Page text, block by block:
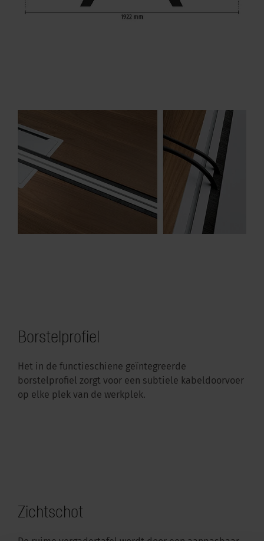
Borstelprofiel
Het in de functieschiene geïntegreerde
borstelprofiel zorgt voor een subtiele kabeldoorvoer
op elke plek van de werkplek.
Zichtschot